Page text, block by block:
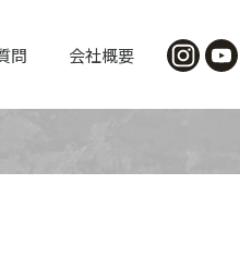
問 会社概要